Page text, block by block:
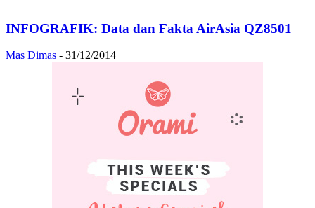
INFOGRAFIK: Data dan Fakta AirAsia QZ8501
Mas Dimas - 31/12/2014